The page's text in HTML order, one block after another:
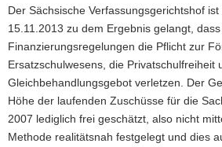
Der Sächsische Verfassungsgerichtshof
15.11.2013 zu dem Ergebnis gelangt,
Finanzierungsregelungen die Pflicht zur
Ersatzschulwesens, die Privatschulfreiheit
Gleichbehandlungsgebot verletzen. Der
Höhe der laufenden Zuschüsse für die
2007 lediglich frei geschätzt, also nicht
Methode realitätsnah festgelegt und dies